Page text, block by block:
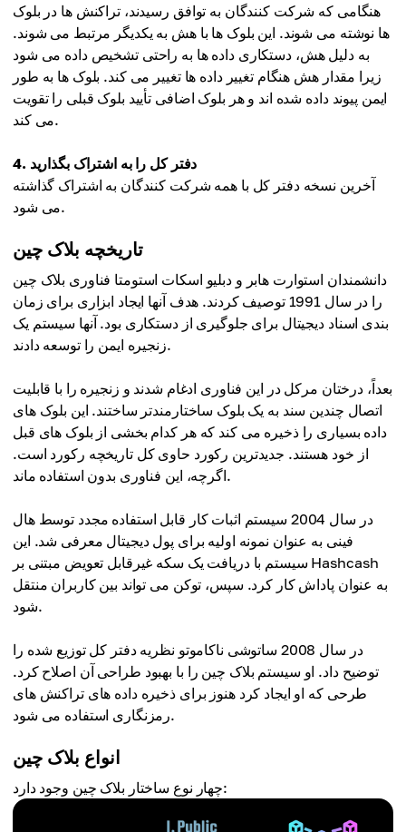
هنگامی که شرکت کنندگان به توافق رسیدند، تراکنش ها در بلوک
ها نوشته می شوند. این بلوک ها با هش به یکدیگر مرتبط می شوند.
به دلیل هش، دستکاری داده ها به راحتی تشخیص داده می شود
زیرا مقدار هش هنگام تغییر داده ها تغییر می کند. بلوک ها به طور
ایمن پیوند داده شده اند و هر بلوک اضافی تأیید بلوک قبلی را تقویت
می کند.
4. دفتر کل را به اشتراک بگذارید
آخرین نسخه دفتر کل با همه شرکت کنندگان به اشتراک گذاشته
می شود.
تاریخچه بلاک چین
دانشمندان استوارت هابر و دبلیو اسکات استومتا فناوری بلاک چین
را در سال 1991 توصیف کردند. هدف آنها ایجاد ابزاری برای زمان
بندی اسناد دیجیتال برای جلوگیری از دستکاری بود. آنها سیستم یک
زنجیره ایمن را توسعه دادند.
بعداً، درختان مرکل در این فناوری ادغام شدند و زنجیره را با قابلیت
اتصال چندین سند به یک بلوک ساختارمندتر ساختند. این بلوک های
داده بسیاری را ذخیره می کند که هر کدام بخشی از بلوک های قبل
از خود هستند. جدیدترین رکورد حاوی کل تاریخچه رکورد است.
اگرچه، این فناوری بدون استفاده ماند.
در سال 2004 سیستم اثبات کار قابل استفاده مجدد توسط هال
فینی به عنوان نمونه اولیه برای پول دیجیتال معرفی شد. این
سیستم با دریافت یک سکه غیرقابل تعویض مبتنی بر Hashcash
به عنوان پاداش کار کرد. سپس، توکن می تواند بین کاربران منتقل
شود.
در سال 2008 ساتوشی ناکاموتو نظریه دفتر کل توزیع شده را
توضیح داد. او سیستم بلاک چین را با بهبود طراحی آن اصلاح کرد.
طرحی که او ایجاد کرد هنوز برای ذخیره داده های تراکنش های
رمزنگاری استفاده می شود.
انواع بلاک چین
چهار نوع ساختار بلاک چین وجود دارد: